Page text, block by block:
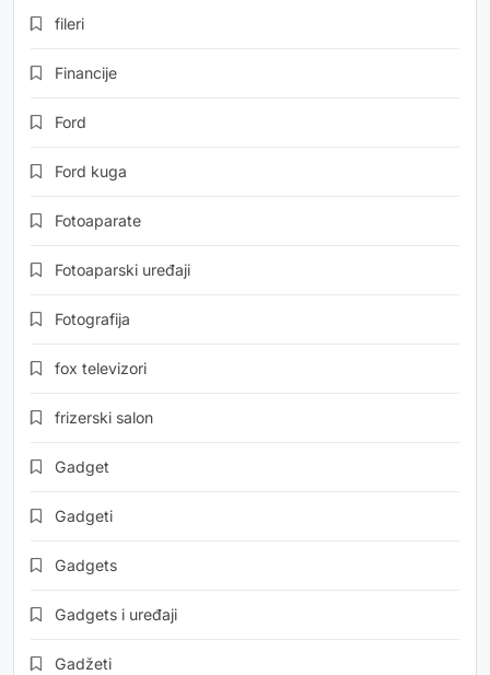
fileri
Financije
Ford
Ford kuga
Fotoaparate
Fotoaparski uređaji
Fotografija
fox televizori
frizerski salon
Gadget
Gadgeti
Gadgets
Gadgets i uređaji
Gadžeti